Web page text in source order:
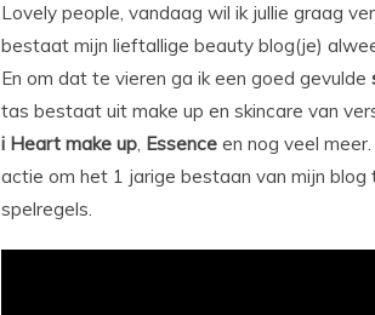
Lovely people, vandaag wil ik jullie graag
bestaat mijn lieftallige beauty blog(je)
En om dat te vieren ga ik een goed gevulde
tas bestaat uit make up en skincare van
i Heart make up, Essence en nog veel
actie om het 1 jarige bestaan van mijn
spelregels.